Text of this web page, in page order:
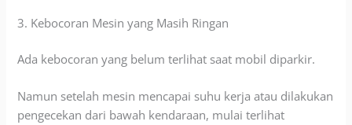
3. Kebocoran Mesin yang Masih Ringan
Ada kebocoran yang belum terlihat saat mobil diparkir.
Namun setelah mesin mencapai suhu kerja atau dilakukan
pengecekan dari bawah kendaraan, mulai terlihat